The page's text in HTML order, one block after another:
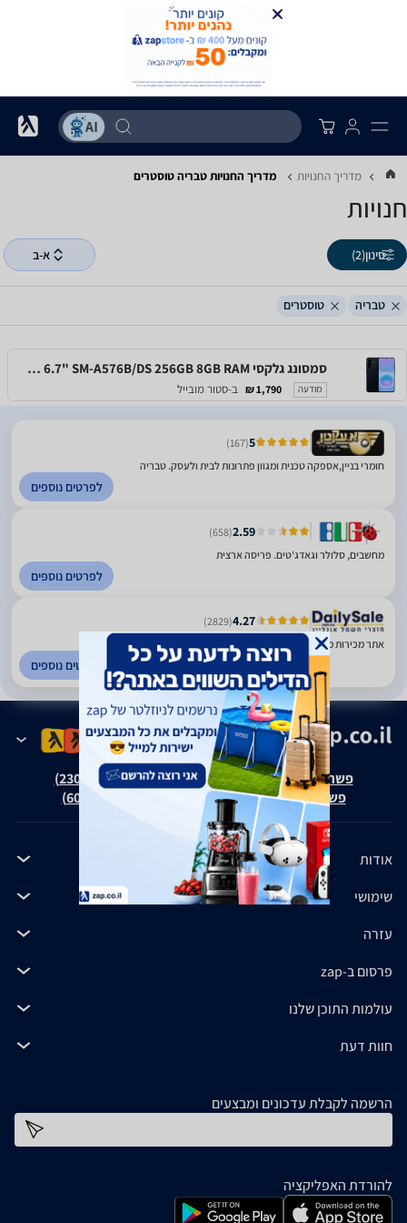
מדריך החנויות מדריך החנויות ‏טבריה ‏טוסטרים
חנויות
סינון(2) א-ב
טבריה טוסטרים
סמסונג גלקסי Samsung Galaxy A57 5G 6.7" SM-A576B/DS 256GB 8GB RAM
מודעה 1,790 ₪ ב-סטור מובייל
5
(167)
חומרי בניין,אספקה טכנית ומגוון פתרונות לבית ולעסק. טבריה
לפרטים נוספים
2.59
(658)
מחשבים, סלולר וגאדג'טים. פריסה ארצית
לפרטים נוספים
4.27
(2829)
אתר מכירות מוצרי חשמל משנת 1999. טבריה
לפרטים נוספים
פשרה בת"צ אבנצ'יק נ' זאפ גרופ (ת"צ 23008-08-20)
פשרה בת"צ כהנים נ' זאפ גרופ (ת"צ 60371-12-19)
אודות
שימושי
עזרה
פרסום ב-zap
עולמות התוכן שלנו
חוות דעת
הרשמה לקבלת עדכונים ומבצעים
להורדת האפליקציה